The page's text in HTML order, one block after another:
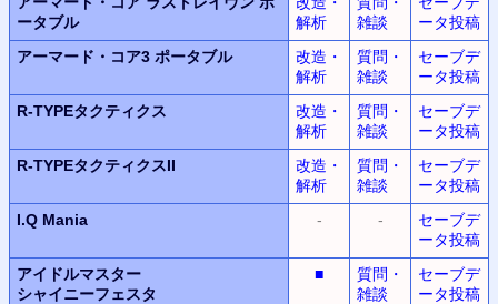
ータブル
解析
雑談
ータ投稿
アーマード・コア3 ポータブル
改造・
解析
質問・
雑談
セーブデ
ータ投稿
R-TYPEタクティクス
改造・
解析
質問・
雑談
セーブデ
ータ投稿
R-TYPEタクティクスII
改造・
解析
質問・
雑談
セーブデ
ータ投稿
I.Q Mania
- -
セーブデ
ータ投稿
アイドルマスター
シャイニーフェスタ
■
質問・
雑談
セーブデ
ータ投稿